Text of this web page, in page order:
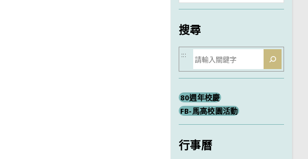
類
搜尋
搜
尋
:::
80週年校慶
FB-馬高校園活動
行事曆